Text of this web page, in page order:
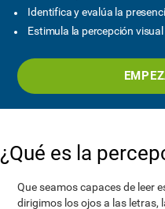
Identifica y evalúa la
Estimula la percepción
¿Qué es la
Que seamos capaces de leer
dirigimos los ojos a las letras,